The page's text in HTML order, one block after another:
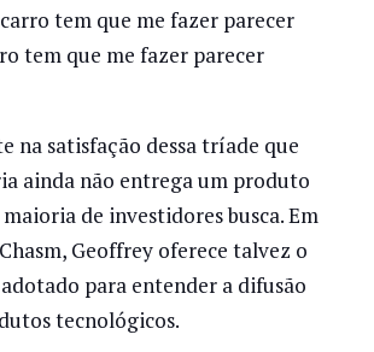
tem que me fazer parecer
tem que me fazer parecer
na satisfação dessa tríade que
ainda não entrega um produto
de investidores busca. Em
Geoffrey oferece talvez o
para entender a difusão
tecnológicos.